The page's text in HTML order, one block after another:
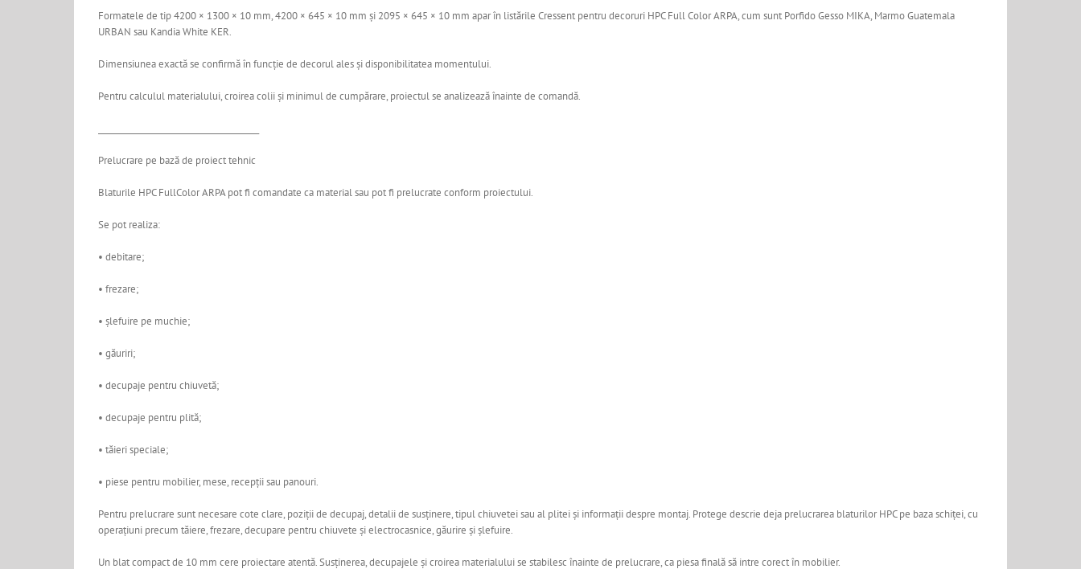
Formatele de tip 4200 × 1300 × 10 mm, 4200 × 645 × 10 mm și 2095 × 645 × 10 mm apar în listările Cressent pentru decoruri HPC Full Color ARPA, cum sunt Porfido Gesso MIKA, Marmo Guatemala
URBAN sau Kandia White KER.
Dimensiunea exactă se confirmă în funcție de decorul ales și disponibilitatea momentului.
Pentru calculul materialului, croirea colii și minimul de cumpărare, proiectul se analizează înainte de comandă.
Prelucrare pe bază de proiect tehnic
Blaturile HPC FullColor ARPA pot fi comandate ca material sau pot fi prelucrate conform proiectului.
Se pot realiza:
• debitare;
• frezare;
• șlefuire pe muchie;
• găuriri;
• decupaje pentru chiuvetă;
• decupaje pentru plită;
• tăieri speciale;
• piese pentru mobilier, mese, recepții sau panouri.
Pentru prelucrare sunt necesare cote clare, poziții de decupaj, detalii de susținere, tipul chiuvetei sau al plitei și informații despre montaj. Protege descrie deja prelucrarea blaturilor HPC pe baza schiței, cu
operațiuni precum tăiere, frezare, decupare pentru chiuvete și electrocasnice, găurire și șlefuire.
Un blat compact de 10 mm cere proiectare atentă. Susținerea, decupajele și croirea materialului se stabilesc înainte de prelucrare, ca piesa finală să intre corect în mobilier.